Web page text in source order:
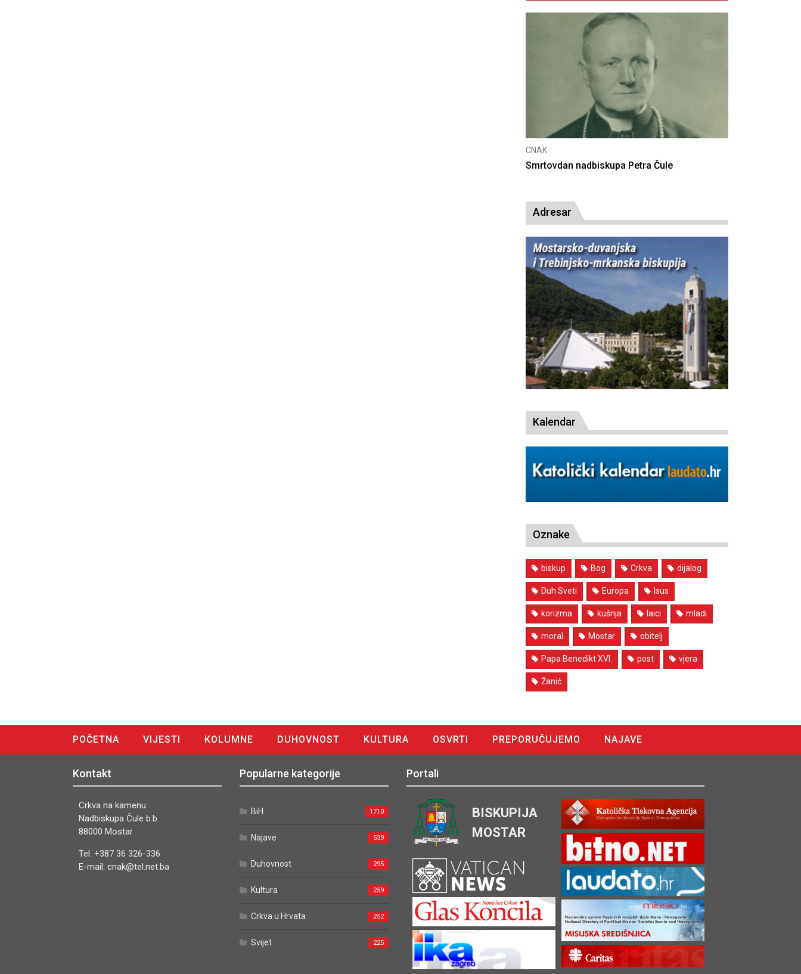
Smrtovdan nadbiskupa Petra Čule
Adresar
Kalendar
Oznake
biskup Bog Crkva dijalog
Duh Sveti Europa Isus
korizma kušnja laici mladi
moral Mostar obitelj
Papa Benedikt XVI. post vjera
Žanić
POČETNA VIJESTI KOLUMNE DUHOVNOST KULTURA OSVRTI PREPORUČUJEMO
NAJAVE
Kontakt
Crkva na kamenu
Nadbiskupa Čule b.b.
88000 Mostar
Tel. +387 36 326-336
E-mail: cnak@tel.net.ba
Popularne kategorije
BiH 1710
Najave 539
Duhovnost 295
Kultura 259
Crkva u Hrvata 252
Svijet 225
Portali
BISKUPIJA
MOSTAR